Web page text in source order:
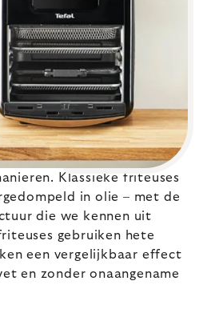
Klassieke friteuses
in olie – met de
die we kennen uit
gebruiken hete
een vergelijkbaar effect
en zonder onaangename